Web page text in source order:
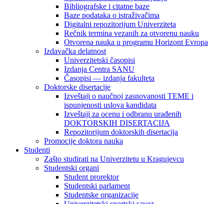
Bibliografske i citatne baze
Baze podataka o istraživačima
Digitalni repozitorijum Univerziteta
Rečnik termina vezanih za otvorenu nauku
Otvorena nauka u programu Horizont Evropa
Izdavačka delatnost
Univerzitetski časopisi
Izdanja Centra SANU
Časopisi — izdanja fakulteta
Doktorske disertacije
Izveštaji o naučnoj zasnovanosti TEME i
ispunjenosti uslova kandidata
Izveštaji za ocenu i odbranu urađenih
DOKTORSKIH DISERTACIJA
Repozitorijum doktorskih disertacija
Promocije doktora nauka
Studenti
Zašto studirati na Univerzitetu u Kragujevcu
Studentski organi
Student prorektor
Studentski parlament
Studentske organizacije